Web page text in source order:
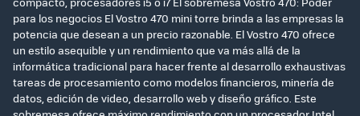
para los negocios El Vostro 470 mini torre brinda a las empresas la
potencia que desean a un precio razonable. El Vostro 470 ofrece
un estilo asequible y un rendimiento que va más allá de la
informática tradicional para hacer frente al desarrollo exhaustivas
tareas de procesamiento como modelos financieros, minería de
datos, edición de video, desarrollo web y diseño gráfico. Este